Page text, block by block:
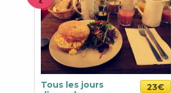
Tous les jours
23€